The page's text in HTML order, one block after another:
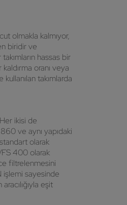
olmakla kalmıyor,
biridir ve
hassas bir
oranı veya
takımlarda
ikisi de
ve aynı yapıdaki
olarak
400 olarak
filtrelenmesini
işlemi sayesinde
eşit